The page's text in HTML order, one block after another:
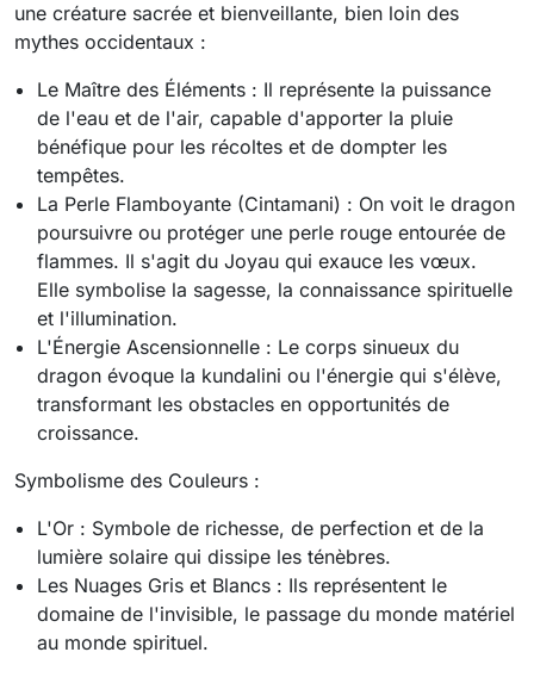
une créature sacrée et bienveillante, bien loin des
mythes occidentaux :
Le Maître des Éléments : Il représente la puissance
de l'eau et de l'air, capable d'apporter la pluie
bénéfique pour les récoltes et de dompter les
tempêtes.
La Perle Flamboyante (Cintamani) : On voit le dragon
poursuivre ou protéger une perle rouge entourée de
flammes. Il s'agit du Joyau qui exauce les vœux.
Elle symbolise la sagesse, la connaissance spirituelle
et l'illumination.
L'Énergie Ascensionnelle : Le corps sinueux du
dragon évoque la kundalini ou l'énergie qui s'élève,
transformant les obstacles en opportunités de
croissance.
Symbolisme des Couleurs :
L'Or : Symbole de richesse, de perfection et de la
lumière solaire qui dissipe les ténèbres.
Les Nuages Gris et Blancs : Ils représentent le
domaine de l'invisible, le passage du monde matériel
au monde spirituel.